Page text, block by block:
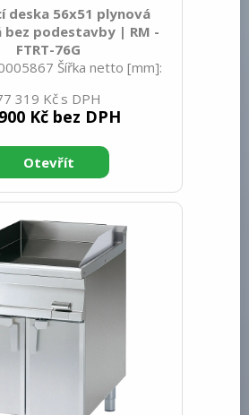
deska 56x51 plynová
bez podestavby | RM -
FTRT-76G
Šířka netto [mm]:
280 Hmotnost netto [kg]:
brutto [mm]: 630 Hloubka
brutto [kg]: 68.00 Typ
zařízení Konstruční
Stolní Výkon plynový [kW]:
plynu: Zemní plyn, propan
krytí ovládacích prvků:
barva zařízení: Nerezové
Materiál: Nerez K
319 Kč
Kč bez DPH